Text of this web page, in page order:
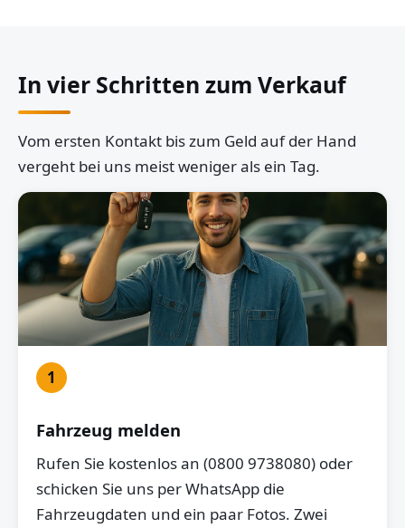
In vier Schritten zum Verkauf
Vom ersten Kontakt bis zum Geld auf der Hand
vergeht bei uns meist weniger als ein Tag.
1
Fahrzeug melden
Rufen Sie kostenlos an (0800 9738080) oder
schicken Sie uns per WhatsApp die
Fahrzeugdaten und ein paar Fotos. Zwei